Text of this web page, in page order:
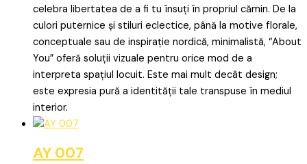
celebra libertatea de a fi tu însuți în propriul cămin. De la
culori puternice și stiluri eclectice, până la motive florale,
conceptuale sau de inspirație nordică, minimalistă, “About
You” oferă soluții vizuale pentru orice mod de a
interpreta spațiul locuit. Este mai mult decât design;
este expresia pură a identității tale transpuse în mediul
interior.
AY 007